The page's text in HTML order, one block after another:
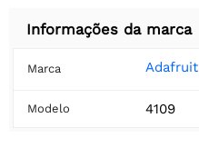
Informações da marca
Marca Adafruit
Modelo 4109